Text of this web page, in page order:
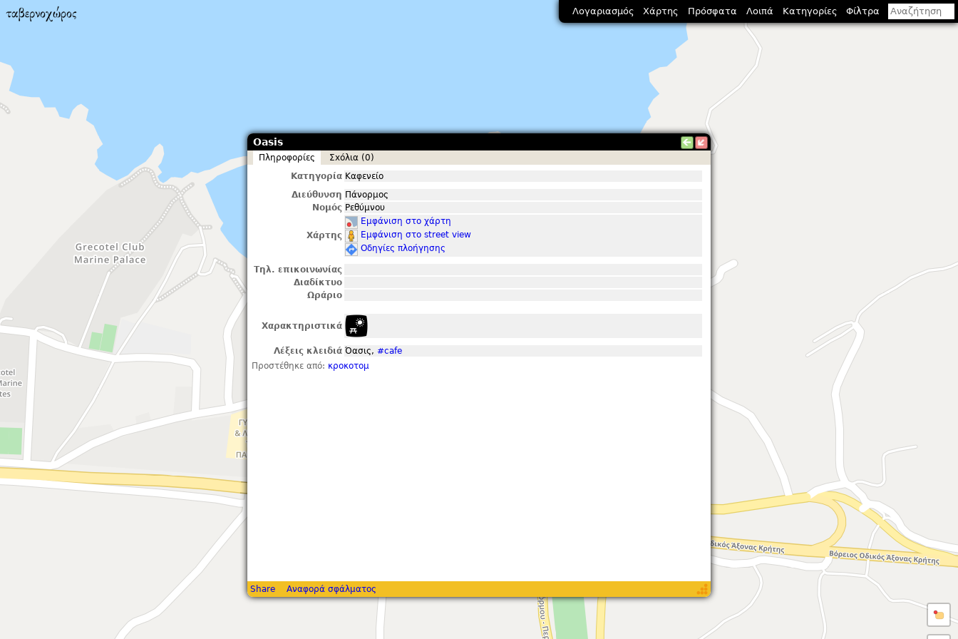
Oasis
Πληροφορίες
Σxόλια (0)
Κατηγορία Καφενείο
Διεύθυνση Πάνορμος
Νομός Ρεθύμνου
Χάρτης
Εμφάνιση στο χάρτη
Εμφάνιση στο street view
Οδηγίες πλοήγησης
Τηλ. επικοινωνίας
Διαδίκτυο
Ωράριο
Χαρακτηριστικά
Λέξεις κλειδιά Όασις, #cafe
Προστέθηκε από: κροκοτομ
Share Αναφορά σφάλματος
Λογαριασμός Χάρτης Πρόσφατα Λοιπά Κατηγορίες Φίλτρα